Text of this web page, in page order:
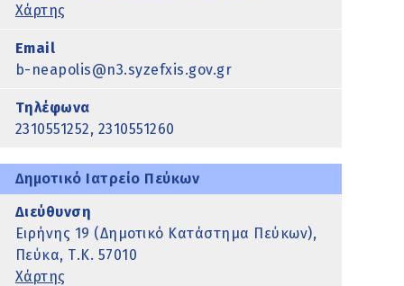
Χάρτης
Email
b-neapolis@n3.syzefxis.gov.gr
Τηλέφωνα
2310551252, 2310551260
Δημοτικό Ιατρείο Πεύκων
Διεύθυνση
Ειρήνης 19 (Δημοτικό Κατάστημα Πεύκων),
Πεύκα, Τ.Κ. 57010
Χάρτης